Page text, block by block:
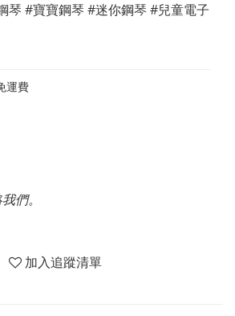
琴 #寶寶鋼琴 #迷你鋼琴 #兒童電子
運費
們。
加入追蹤清單